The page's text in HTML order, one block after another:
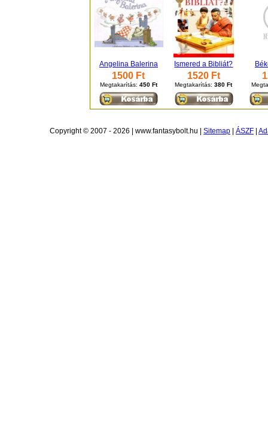
Angelina Balerina Ismered a Bibliát?
1500 Ft
Megtakarítás: 450 Ft
1520 Ft
Megtakarítás:380 Ft
Copyright © 2007 - 2026 | www.fantasybolt.hu | Sitemap ÁSZF